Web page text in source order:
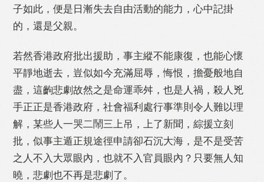
Like Facebook Twitter Line
子如此，便是日漸失去自由活動的能力，心中記掛
的，還是父親。
若然香港政府批出援助，事主縱不能康復，也能心懷
平靜地逝去，豈似如今充滿屈辱，悔恨，擔憂般地自
盡，這齣悲劇故然之是命運乖舛，也是人禍，殺人兇
手正正是香港政府，社會福利處行事準則令人難以理
解，某些人一哭二鬧三上吊，上了新聞，綜援立刻
批，似事主遁正規途徑申請卻石沉大海，是不是受苦
之人不入大眾眼內，也就不入官員眼內？只要無人知
曉，悲劇也不再是悲劇了。